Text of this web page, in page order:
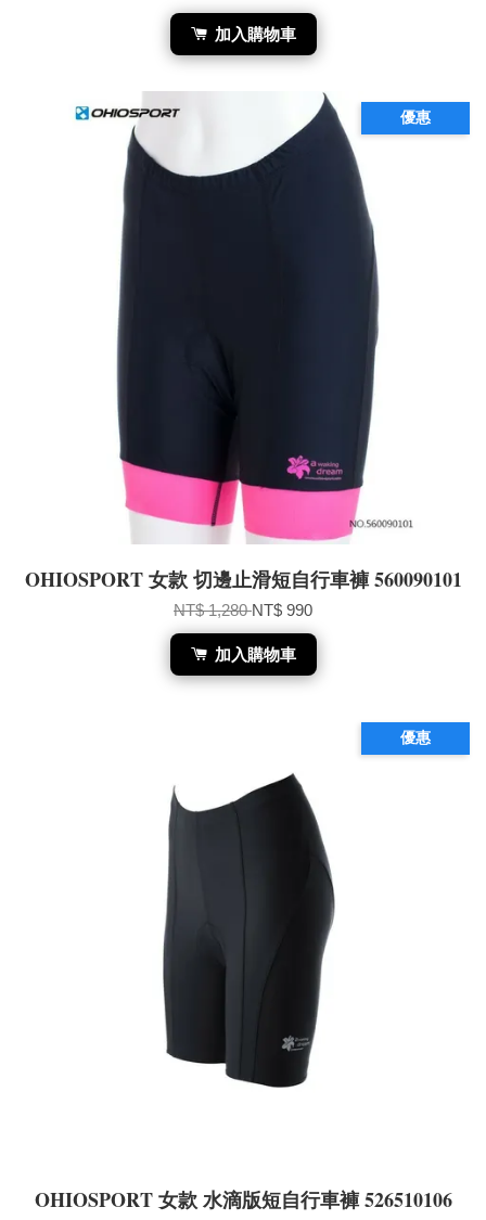
加入購物車
優惠
OHIOSPORT 女款 切邊止滑短自行車褲 560090101
NT$ 1,280NT$ 990
加入購物車
優惠
OHIOSPORT 女款 水滴版短自行車褲 526510106